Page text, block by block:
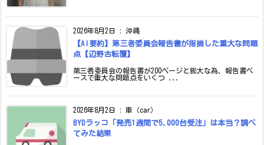
2026年8月2日 : 沖縄
【AI要約】第三者委員会報告書が指摘した重大な問題
点【辺野古転覆】
第三者委員会の報告書が200ページと膨大な為、報告書ベ
ースで重大な問題点をいくつ ...
2026年8月2日 : 車（car）
BYDラッコ「発売1週間で5,000台受注」は本当？調べ
てみた結果